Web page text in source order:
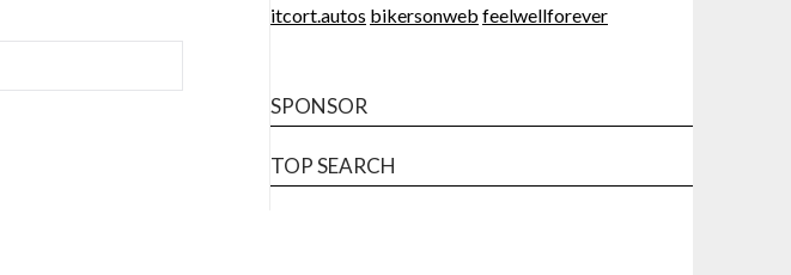
itcort.autos bikersonweb feelwellforever
SPONSOR
TOP SEARCH